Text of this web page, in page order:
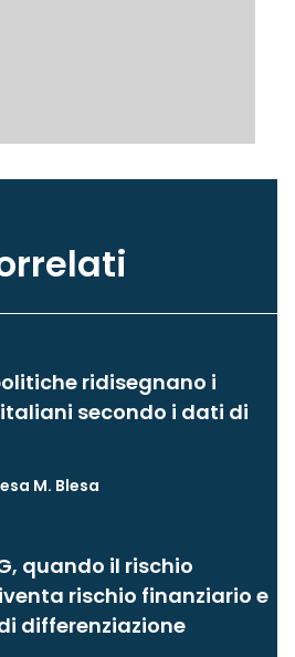
ridisegnano i
secondo i dati di
M. Blesa
quando il rischio
rischio finanziario e
differenziazione